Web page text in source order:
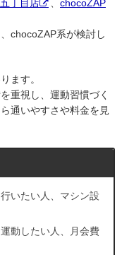
丁目店
chocoZAP
chocoZAP系が検討し
ます。
重視し、運動習慣づく
通いやすさや料金を見
いたい人、マシン設
動したい人、月会費